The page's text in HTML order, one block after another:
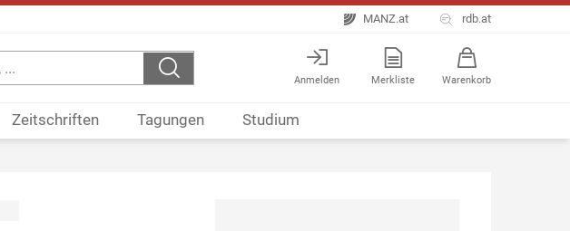
MANZ.at rdb.at
Anmelden Merkliste Warenkorb
Zeitschriften Tagungen Studium